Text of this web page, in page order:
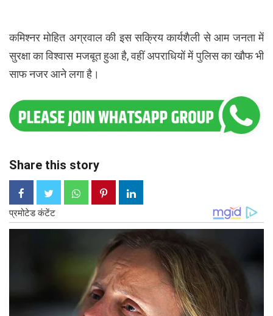
कमिश्नर मोहित अग्रवाल की इस सक्रिय कार्यशैली से आम जनता में
सुरक्षा का विश्वास मजबूत हुआ है, वहीं अपराधियों में पुलिस का खौफ भी
साफ नजर आने लगा है।
Share this story